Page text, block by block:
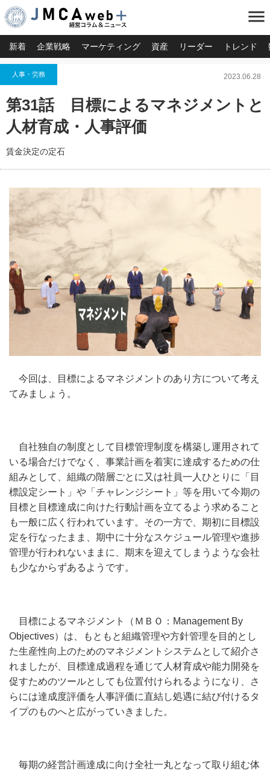
menu
新着 企業戦略 マーケティング 資産 リーダー トレンド
人事・労務 2023.06.28
第31話 目標によるマネジメントと
人材育成・人事評価
賃金決定の定石
今回は、目標によるマネジメントのあり方について考え
てみましょう。
自社独自の制度として目標管理制度を構築し運用されて
いる場合だけでなく、事業計画を着実に達成するための仕
組みとして、組織の階層ごとに又は社員一人ひとりに「目
標設定シート」や「チャレンジシート」等を用いて今期の
目標と目標達成に向けた行動計画を立てるよう求めること
も一般に広く行われています。その一方で、期初に目標設
定を行なったまま、期中に十分なスケジュール管理や進捗
管理が行われないままに、期末を迎えてしまうような会社
も少なからずあるようです。
目標によるマネジメント（ＭＢＯ：Management By
Objectives）は、もともと組織管理や方針管理を目的とし
た生産性向上のためのマネジメントシステムとして紹介さ
れましたが、目標達成過程を通じて人材育成や能力開発を
促すためのツールとしても位置付けられるようになり、さ
らには達成度評価を人事評価に直結し処遇に結び付けるタ
イプのものへと広がっていきました。
毎期の経営計画達成に向け全社一丸となって取り組む体